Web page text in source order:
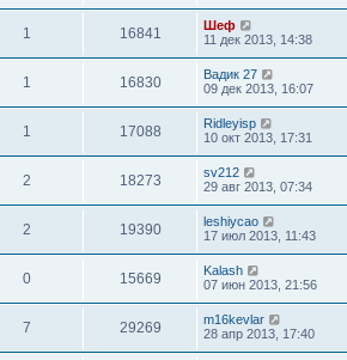
1 16841
Шеф
11 дек 2013, 14:38
1 16830
Вадик 27
09 дек 2013, 16:07
1 17088
Ridleyisp
10 окт 2013, 17:31
2 18273
sv212
29 авг 2013, 07:34
2 19390
leshiycao
17 июл 2013, 11:43
0 15669
Kalash
07 июн 2013, 21:56
7 29269
m16kevlar
28 апр 2013, 17:40